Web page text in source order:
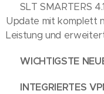
🎉 SLT SMARTERS
Update mit komplett
Leistung und
🚀 WICHTIGSTE
🔒 INTEGRIERTES